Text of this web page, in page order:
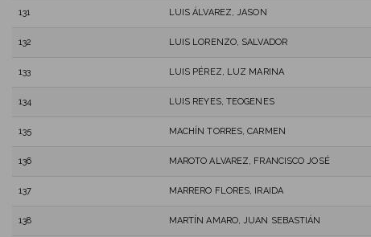
131 LUIS ÁLVAREZ, JASON
132 LUIS LORENZO, SALVADOR
133 LUIS PÉREZ, LUZ MARINA
134 LUIS REYES, TEOGENES
135 MACHÍN TORRES, CARMEN
136 MAROTO ALVAREZ, FRANCISCO JOSÉ
137 MARRERO FLORES, IRAIDA
138 MARTÍN AMARO, JUAN SEBASTIÁN